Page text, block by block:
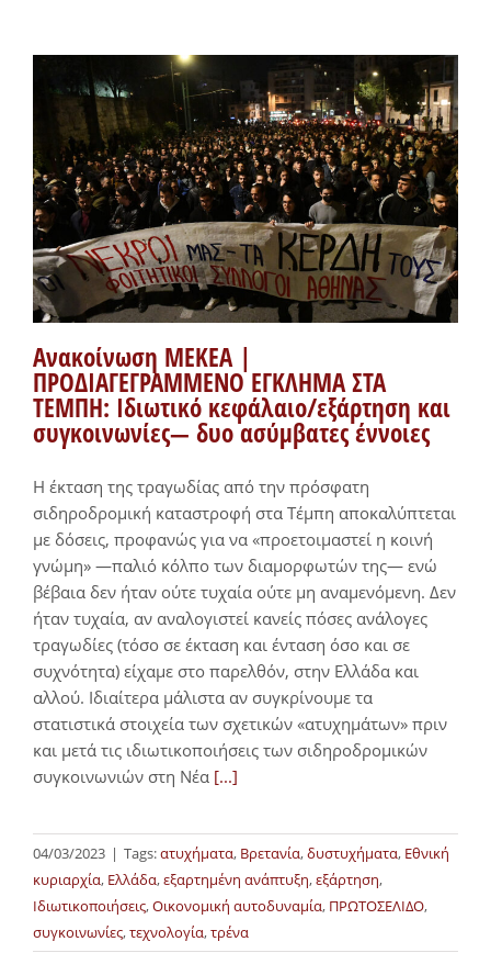
Ανακοίνωση ΜΕΚΕΑ |
ΠΡΟΔΙΑΓΕΓΡΑΜΜΕΝΟ ΕΓΚΛΗΜΑ ΣΤΑ
ΤΕΜΠΗ: Ιδιωτικό κεφάλαιο/εξάρτηση και
συγκοινωνίες— δυο ασύμβατες έννοιες
Η έκταση της τραγωδίας από την πρόσφατη
σιδηροδρομική καταστροφή στα Τέμπη αποκαλύπτεται
με δόσεις, προφανώς για να «προετοιμαστεί η κοινή
γνώμη» —παλιό κόλπο των διαμορφωτών της— ενώ
βέβαια δεν ήταν ούτε τυχαία ούτε μη αναμενόμενη. Δεν
ήταν τυχαία, αν αναλογιστεί κανείς πόσες ανάλογες
τραγωδίες (τόσο σε έκταση και ένταση όσο και σε
συχνότητα) είχαμε στο παρελθόν, στην Ελλάδα και
αλλού. Ιδιαίτερα μάλιστα αν συγκρίνουμε τα
στατιστικά στοιχεία των σχετικών «ατυχημάτων» πριν
και μετά τις ιδιωτικοποιήσεις των σιδηροδρομικών
συγκοινωνιών στη Νέα [...]
04/03/2023 | Tags:ατυχήματα, Βρετανία,δυστυχήματα, Εθνική
κυριαρχία, Ελλάδα,εξαρτημένη ανάπτυξη,εξάρτηση,
Ιδιωτικοποιήσεις,Οικονομική αυτοδυναμία, ΠΡΩΤΟΣΕΛΙΔΟ,
συγκοινωνίες,τεχνολογία,τρένα